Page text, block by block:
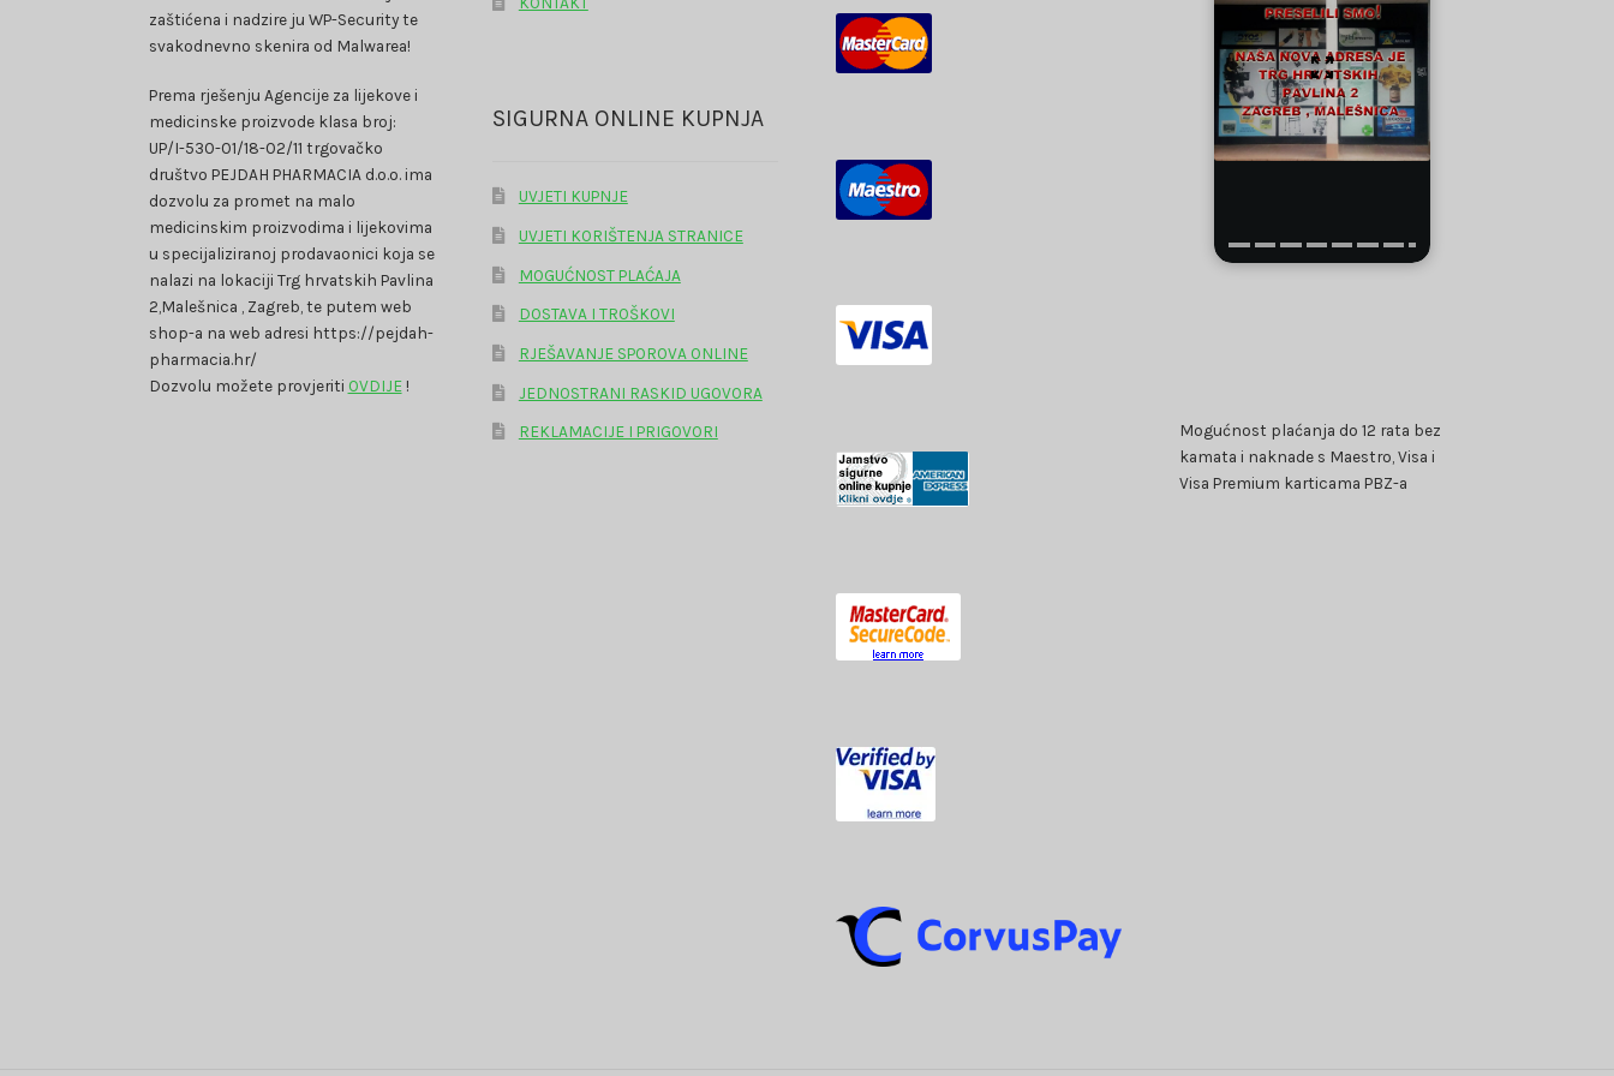
zaštićena i nadzire ju WP-Security te
svakodnevno skenira od Malwarea!
Prema rješenju Agencije za lijekove i
medicinske proizvode klasa broj:
UP/I-530-01/18-02/11 trgovačko
društvo PEJDAH PHARMACIA d.o.o. ima
dozvolu za promet na malo
medicinskim proizvodima i lijekovima
u specijaliziranoj prodavaonici koja se
nalazi na lokaciji Trg hrvatskih Pavlina
2,Malešnica , Zagreb, te putem web
shop-a na web adresi https://pejdah-
pharmacia.hr/
Dozvolu možete provjeriti OVDIJE!
SIGURNA ONLINE KUPNJA
UVJETI KUPNJE
UVJETI KORIŠTENJA STRANICE
MOGUĆNOST PLAĆAJA
DOSTAVA I TROŠKOVI
RJEŠAVANJE SPOROVA ONLINE
JEDNOSTRANI RASKID UGOVORA
REKLAMACIJE I PRIGOVORI
Mogućnost plaćanja do 12 rata bez
kamata i naknade s Maestro, Visa i
Visa Premium karticama PBZ-a